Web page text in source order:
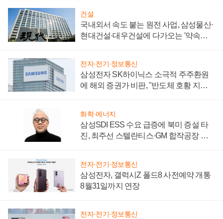
건설
국내외서 속도 붙는 원전 사업, 삼성물산·
현대건설·대우건설에 다가오는 '약속의
전자·전기·정보통신
삼성전자 SK하이닉스 소극적 주주환원
에 해외 증권가 비판, "반도체 호황 지속
화학·에너지
삼성SDI ESS 수요 급증에 북미 증설 타
진, 최주선 스텔란티스·GM 합작공장 건
전자·전기·정보통신
삼성전자, 갤럭시Z 폴드8 사전예약 개통
8월31일까지 연장
전자·전기·정보통신